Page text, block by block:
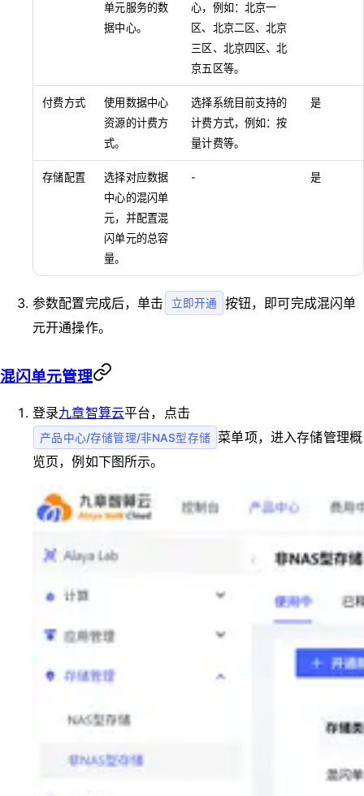
单元服务的数
据中心。
心，例如：北京一
区、北京二区、北京
三区、北京四区、北
京五区等。
付费方式
使用数据中心
资源的计费方
式。
选择系统目前支持的
计费方式，例如：按
量计费等。
是
存储配置
选择对应数据
中心的混闪单
元，并配置混
闪单元的总容
量。
- 是
参数配置完成后，单击 立即开通
按钮，即可完成混闪单
元开通操作。
混闪单元管理
登录九章智算云平台，点击
产品中心/存储管理/非NAS型存储
菜单项，进入存储管理概
览页，例如下图所示。